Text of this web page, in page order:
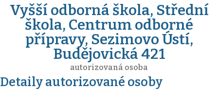
Vyšší odborná škola, Střední
škola, Centrum odborné
přípravy, Sezimovo Ústí,
Budějovická 421
autorizovaná osoba
Detaily autorizované osoby